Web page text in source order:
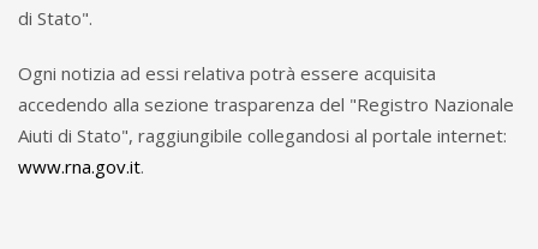
di Stato".
Ogni notizia ad essi relativa potrà essere acquisita
accedendo alla sezione trasparenza del "Registro Nazionale
Aiuti di Stato", raggiungibile collegandosi al portale internet:
www.rna.gov.it.